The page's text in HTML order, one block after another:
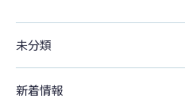
未分類
新着情報